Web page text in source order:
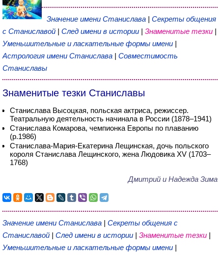
Значение имени Станислава | Секреты общения
с Станиславой | След имени в истории | Знаменитые тезки |
Уменьшительные и ласкательные формы имени |
Астрология имени Станислава | Совместимость
Станиславы
Знаменитые тезки Станиславы
Станислава Высоцкая, польская актриса, режиссер.
Театральную деятельность начинала в России (1878–1941)
Станислава Комарова, чемпионка Европы по плаванию
(р.1986)
Станислава-Мария-Екатерина Лещинская, дочь польского
короля Станислава Лещинского, жена Людовика XV (1703–
1768)
Дмитрий и Надежда Зима
Значение имени Станислава | Секреты общения с
Станиславой | След имени в истории | Знаменитые тезки |
Уменьшительные и ласкательные формы имени |